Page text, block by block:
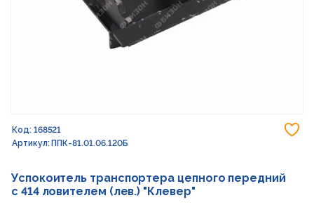
Код: 168521
Артикул: ППК-81.01.06.120Б
Успокоитель транспортера цепного передний
с 414 ловителем (лев.) "Клевер"